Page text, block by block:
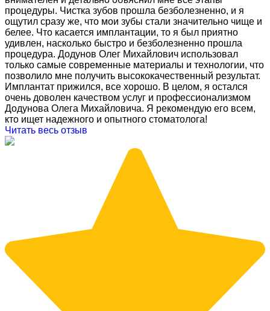
процедуры. Чистка зубов прошла безболезненно, и я
ощутил сразу же, что мои зубы стали значительно чище и
белее. Что касается имплантации, то я был приятно
удивлен, насколько быстро и безболезненно прошла
процедура. Додунов Олег Михайлович использовал
только самые современные материалы и технологии, что
позволило мне получить высококачественный результат.
Имплантат прижился, все хорошо. В целом, я остался
очень доволен качеством услуг и профессионализмом
Додунова Олега Михайловича. Я рекомендую его всем,
кто ищет надежного и опытного стоматолога!
Читать весь отзыв